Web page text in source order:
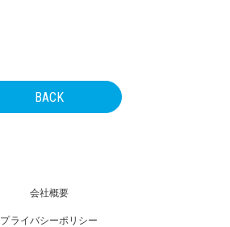
BACK
会社概要
プライバシーポリシー